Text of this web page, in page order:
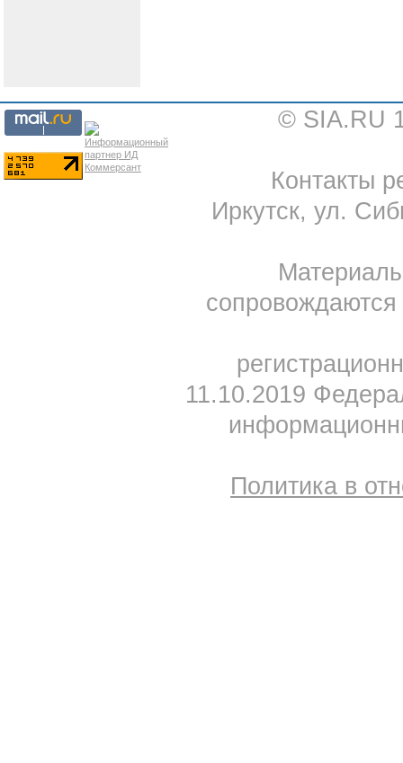
© SIA.RU
Контакты
Иркутск, ул.
11.10.2019
Политика в